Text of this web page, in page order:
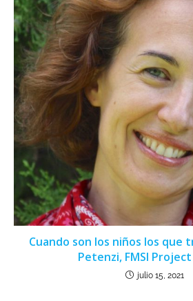
Cuando son los niños los que
Petenzi, FMSI
julio 15, 2021